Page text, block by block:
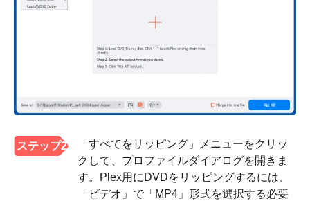
ステップ2
「すべてをリッピング」メニューをクリッ
クして、プロファイルダイアログを開きま
す。Plex用にDVDをリッピングするには、
「ビデオ」で「MP4」形式を選択する必要